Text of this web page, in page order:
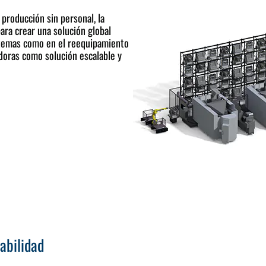
sin personal, la
crear una solución global
como en el reequipamiento
como solución escalable y